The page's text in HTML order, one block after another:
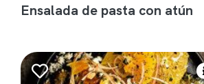
Ensalada de pasta con atún